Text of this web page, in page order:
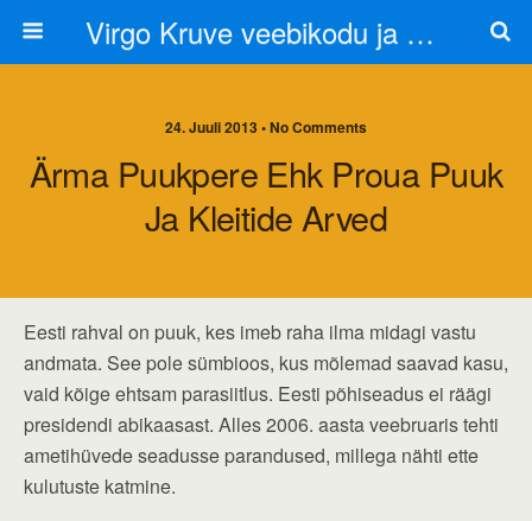
Virgo Kruve veebikodu ja blogi
24. Juuli 2013 • No Comments
Ärma Puukpere Ehk Proua Puuk
Ja Kleitide Arved
Eesti rahval on puuk, kes imeb raha ilma midagi vastu
andmata. See pole sümbioos, kus mõlemad saavad kasu,
vaid kõige ehtsam parasiitlus. Eesti põhiseadus ei räägi
presidendi abikaasast. Alles 2006. aasta veebruaris tehti
ametihüvede seadusse parandused, millega nähti ette
kulutuste katmine.